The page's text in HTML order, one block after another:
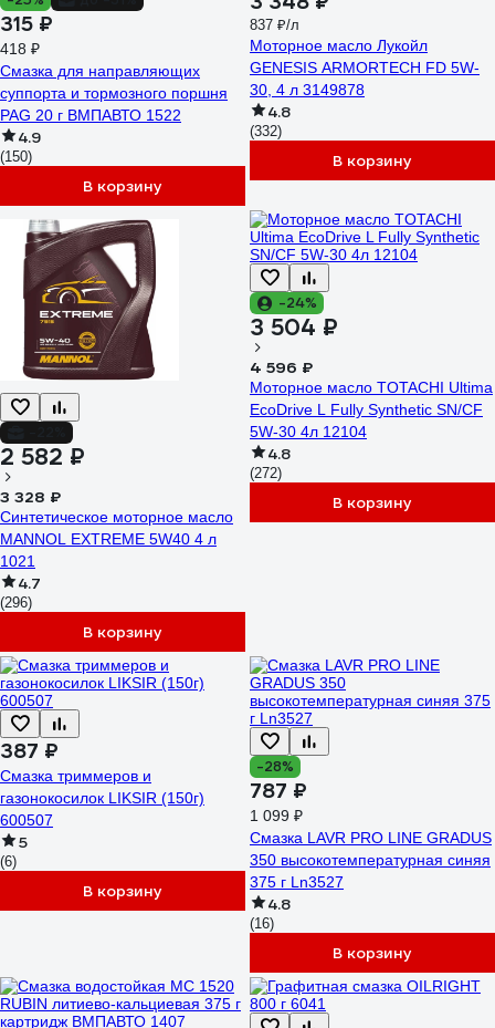
315 ₽
418 ₽
Смазка для направляющих
суппорта и тормозного поршня
PAG 20 г ВМПАВТО 1522
4.9
(150)
В корзину
837 ₽/л
Моторное масло Лукойл
GENESIS ARMORTECH FD 5W-
30, 4 л 3149878
4.8
(332)
В корзину
2 582 ₽
3 328 ₽
Синтетическое моторное масло
MANNOL EXTREME 5W40 4 л
1021
4.7
(296)
В корзину
-24%
3 504 ₽
4 596 ₽
Моторное масло TOTACHI Ultima
EcoDrive L Fully Synthetic SN/CF
5W-30 4л 12104
4.8
(272)
В корзину
387 ₽
Смазка триммеров и
газонокосилок LIKSIR (150г)
600507
5
(6)
В корзину
-28%
787 ₽
1 099 ₽
Смазка LAVR PRO LINE GRADUS
350 высокотемпературная синяя
375 г Ln3527
4.8
(16)
В корзину